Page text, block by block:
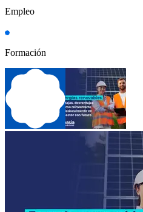
Empleo
Formación